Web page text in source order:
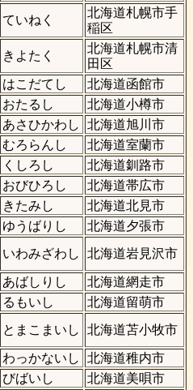
ていねく
北海道札幌市手
稲区
きよたく
北海道札幌市清
田区
はこだてし
北海道函館市
おたるし
北海道小樽市
あさひかわし
北海道旭川市
むろらんし
北海道室蘭市
くしろし
北海道釧路市
おびひろし
北海道帯広市
きたみし
北海道北見市
ゆうばりし
北海道夕張市
いわみざわし 北海道岩見沢市
あばしりし
北海道網走市
るもいし
北海道留萌市
とまこまいし 北海道苫小牧市
わっかないし
北海道稚内市
びばいし
北海道美唄市